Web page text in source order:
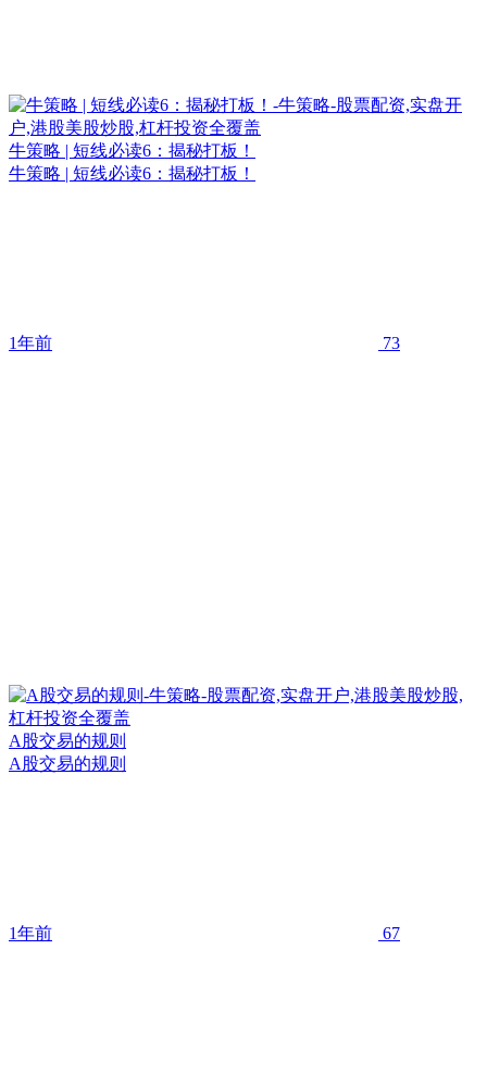
牛策略 | 短线必读6：揭秘打板！
牛策略 | 短线必读6：揭秘打板！
1年前 73
A股交易的规则
A股交易的规则
1年前 67